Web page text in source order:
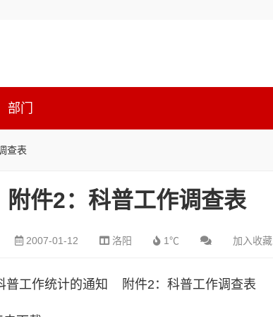
部门
查表
附件2：科普工作调查表
2007-01-12 洛阳 1℃ 加入收藏
普工作统计的通知 附件2：科普工作调查表